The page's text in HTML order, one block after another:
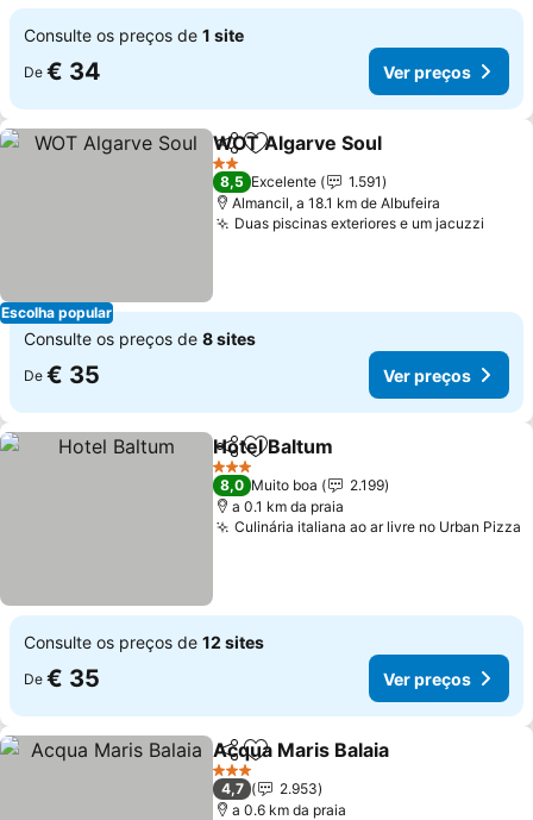
Consulte os preços de 1 site
De € 34 Ver preços
Escolha popular
PartilharAdicionar aos favoritos
WOT Algarve Soul
2 Estrelas
8,5 Excelente
1.591
Almancil, a 18.1 km de Albufeira
Duas piscinas exteriores e um jacuzzi
Consulte os preços de 8 sites
De € 35 Ver preços
PartilharAdicionar aos favoritos
Hotel Baltum
3 Estrelas
8,0 Muito boa
2.199
a 0.1 km da praia
Culinária italiana ao ar livre no Urban Pizza
Consulte os preços de 12 sites
De € 35 Ver preços
PartilharAdicionar aos favoritos
Acqua Maris Balaia
3 Estrelas
4,7
2.953
a 0.6 km da praia